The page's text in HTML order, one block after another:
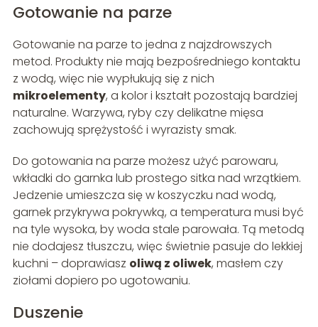
Gotowanie na parze
Gotowanie na parze to jedna z najzdrowszych
metod. Produkty nie mają bezpośredniego kontaktu
z wodą, więc nie wypłukują się z nich
mikroelementy, a kolor i kształt pozostają bardziej
naturalne. Warzywa, ryby czy delikatne mięsa
zachowują sprężystość i wyrazisty smak.
Do gotowania na parze możesz użyć parowaru,
wkładki do garnka lub prostego sitka nad wrzątkiem.
Jedzenie umieszcza się w koszyczku nad wodą,
garnek przykrywa pokrywką, a temperatura musi być
na tyle wysoka, by woda stale parowała. Tą metodą
nie dodajesz tłuszczu, więc świetnie pasuje do lekkiej
kuchni – doprawiasz oliwą z oliwek, masłem czy
ziołami dopiero po ugotowaniu.
Duszenie